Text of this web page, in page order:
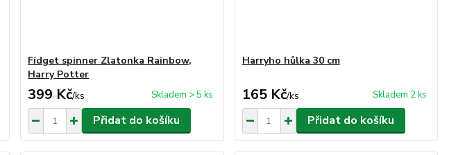
Fidget spinner Zlatonka Rainbow,
Harry Potter
399 Kč/ks Skladem > 5 ks
Přidat do košíku
Harryho hůlka 30 cm
165 Kč/ks Skladem 2 ks
Přidat do košíku